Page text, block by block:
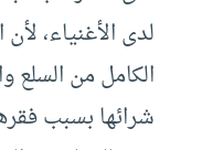
لدى الأغنياء،
الكامل من السلع
شرائها بسبب